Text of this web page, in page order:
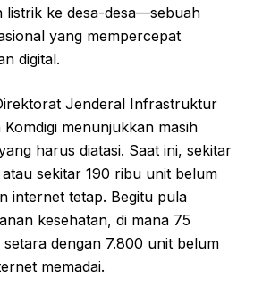
listrik ke desa-desa—sebuah
yang mempercepat
digital.
Jenderal Infrastruktur
Komdigi menunjukkan masih
harus diatasi. Saat ini, sekitar
sekitar 190 ribu unit belum
internet tetap. Begitu pula
kesehatan, di mana 75
dengan 7.800 unit belum
memadai.